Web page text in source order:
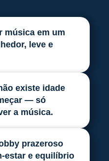
música em um
leve e
existe idade
— só
a música.
prazeroso
estar e equilíbrio